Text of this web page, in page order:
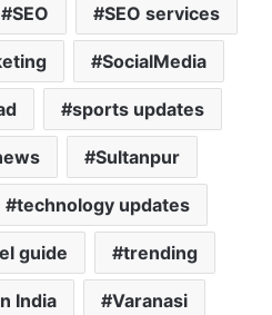
SEO SEO services
SocialMedia
sports updates
Sultanpur
technology updates
guide trending
India Varanasi